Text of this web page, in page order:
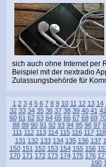
sich auch ohne Internet per
Beispiel mit der nextradio
Zulassungsbehörde für
1 2 3 4 5 6 7 8 9 10 11 12 13 14
32 33 34 35 36 37 38 39 40 41 42
60 61 62 63 64 65 66 67 68 69 70
88 89 90 91 92 93 94 95 96 97
111 112 113 114 115 116 117 118
131 132 133 134 135 136 137
150 151 152 153 154 155 156
170 171 172 173 174 175 176
190